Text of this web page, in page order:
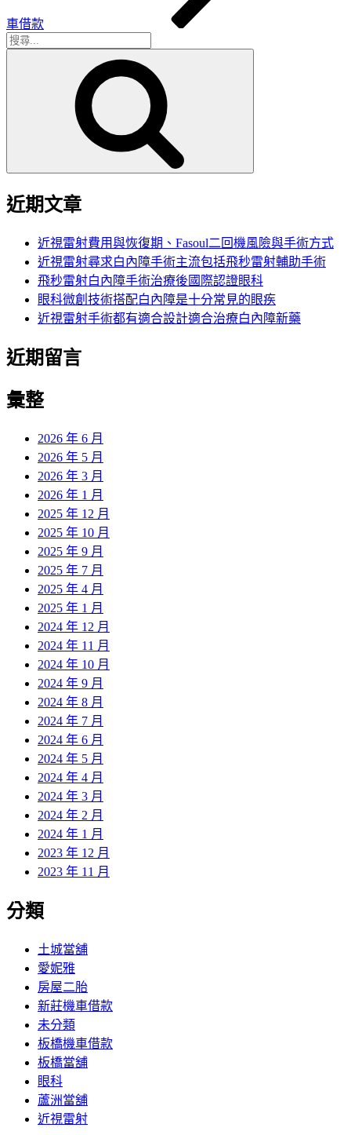
車借款
搜
近期文章
近視雷射費用與恢復期、Fasoul二回機風險與手術方式
近視雷射尋求白內障手術主流包括飛秒雷射輔助手術
飛秒雷射白內障手術治療後國際認證眼科
眼科微創技術搭配白內障是十分常見的眼疾
近視雷射手術都有適合設計適合治療白內障新藥
近期留言
彙整
2026 年 6 月
2026 年 5 月
2026 年 3 月
2026 年 1 月
2025 年 12 月
2025 年 10 月
2025 年 9 月
2025 年 7 月
2025 年 4 月
2025 年 1 月
2024 年 12 月
2024 年 11 月
2024 年 10 月
2024 年 9 月
2024 年 8 月
2024 年 7 月
2024 年 6 月
2024 年 5 月
2024 年 4 月
2024 年 3 月
2024 年 2 月
2024 年 1 月
2023 年 12 月
2023 年 11 月
分類
土城當舖
愛妮雅
房屋二胎
新莊機車借款
未分類
板橋機車借款
板橋當舖
眼科
蘆洲當舖
近視雷射